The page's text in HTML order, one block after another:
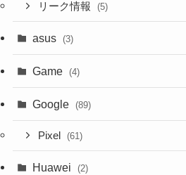
リーク情報 (5)
asus (3)
Game (4)
Google (89)
Pixel (61)
Huawei (2)